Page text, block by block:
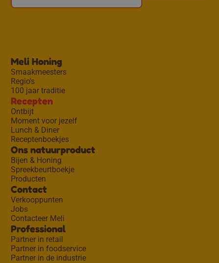
Meli Honing
Smaakmeesters
Regio's
100 jaar traditie
Recepten
Ontbijt
Moment voor jezelf
Lunch & Diner
Receptenboekjes
Ons natuurproduct
Bijen & Honing
Spreekbeurtboekje
Producten
Contact
Verkooppunten
Jobs
Contacteer Meli
Professional
Partner in retail
Partner in foodservice
Partner in de industrie